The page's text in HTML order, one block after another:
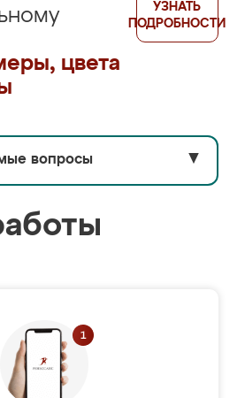
цвета
УЗНАТЬ
ПОДРОБНОСТИ
вопросы ▼